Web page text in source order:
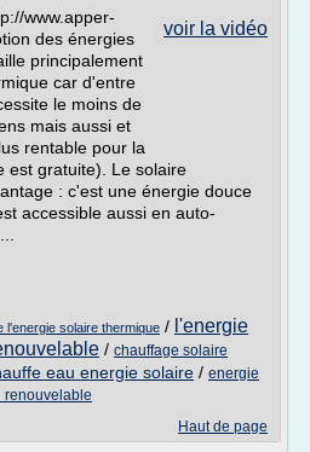
voir la vidéo
www.apper-
des énergies
principalement
car d'entre
le moins de
mais aussi et
rentable pour la
est gratuite). Le solaire
: c'est une énergie douce
accessible aussi en auto-
l'energie solaire thermique / l'energie
/ chauffage solaire
eau energie solaire / energie
renouvelable
Haut de page